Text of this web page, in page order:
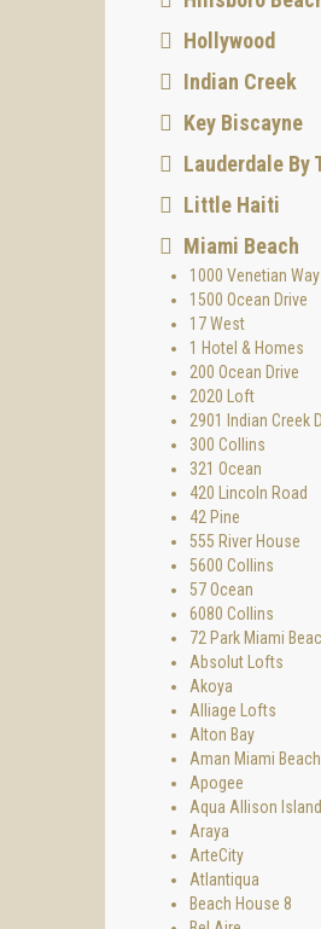
Hollywood
Indian Creek
Key Biscayne
Lauderdale By
Little Haiti
Miami Beach
1000 Venetian Way
1500 Ocean Drive
17 West
1 Hotel & Homes
200 Ocean Drive
2020 Loft
2901 Indian Creek
300 Collins
321 Ocean
420 Lincoln Road
42 Pine
555 River House
5600 Collins
57 Ocean
6080 Collins
72 Park Miami
Absolut Lofts
Akoya
Alliage Lofts
Alton Bay
Aman Miami Beach
Apogee
Aqua Allison Island
Araya
ArteCity
Atlantiqua
Beach House 8